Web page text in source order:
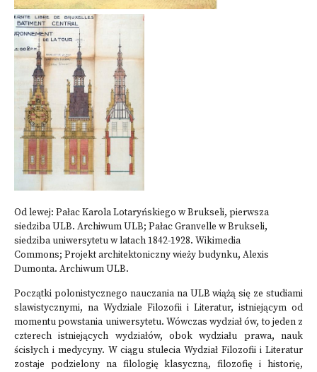
Od lewej: Pałac Karola Lotaryńskiego w Brukseli, pierwsza
siedziba ULB. Archiwum ULB; Pałac Granvelle w Brukseli,
siedziba uniwersytetu w latach 1842-1928. Wikimedia
Commons; Projekt architektoniczny wieży budynku, Alexis
Dumonta. Archiwum ULB.
Początki polonistycznego nauczania na ULB wiążą się ze studiami
slawistycznymi, na Wydziale Filozofii i Literatur, istniejącym od
momentu powstania uniwersytetu. Wówczas wydział ów, to jeden z
czterech istniejących wydziałów, obok wydziału prawa, nauk
ścisłych i medycyny. W ciągu stulecia Wydział Filozofii i Literatur
zostaje podzielony na filologię klasyczną, filozofię i historię,